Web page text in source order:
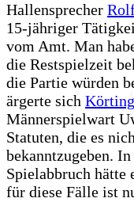
Hallensprecher
15-jähriger
vom Amt. Man
die Restspielzeit
die Partie würden
ärgerte sich Körting
Männerspielwart
Statuten, die es
bekanntzugeben.
Spielabbruch
für diese Fälle ist